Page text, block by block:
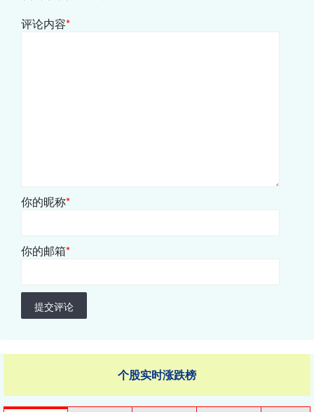
评论内容*
你的昵称*
你的邮箱*
提交评论
个股实时涨跌榜